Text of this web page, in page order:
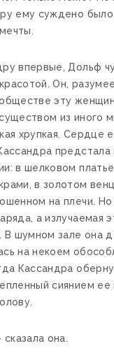
ему суждено было
впервые, Дольф
Он,
эту
из иного
хрупкая. Сердце
в шелковом
в золотом
на плечи.
а излучаемая
В шумном зале она
на некоем
Кассандра
сиянием ее
она.